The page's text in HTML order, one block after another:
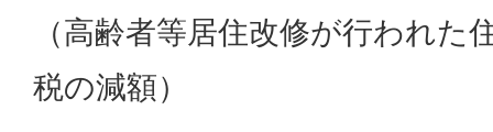
（高齢者等居住改修が行われた
税の減額）